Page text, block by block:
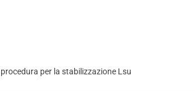
per la stabilizzazione Lsu